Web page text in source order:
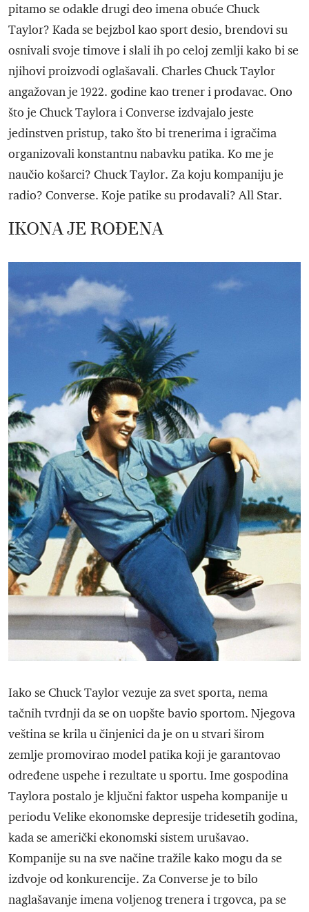
pitamo se odakle drugi deo imena obuće Chuck
Taylor? Kada se bejzbol kao sport desio, brendovi su
osnivali svoje timove i slali ih po celoj zemlji kako bi se
njihovi proizvodi oglašavali. Charles Chuck Taylor
angažovan je 1922. godine kao trener i prodavac. Ono
što je Chuck Taylora i Converse izdvajalo jeste
jedinstven pristup, tako što bi trenerima i igračima
organizovali konstantnu nabavku patika. Ko me je
naučio košarci? Chuck Taylor. Za koju kompaniju je
radio? Converse. Koje patike su prodavali? All Star.
IKONA JE ROĐENA
Iako se Chuck Taylor vezuje za svet sporta, nema
tačnih tvrdnji da se on uopšte bavio sportom. Njegova
veština se krila u činjenici da je on u stvari širom
zemlje promovirao model patika koji je garantovao
određene uspehe i rezultate u sportu. Ime gospodina
Taylora postalo je ključni faktor uspeha kompanije u
periodu Velike ekonomske depresije tridesetih godina,
kada se američki ekonomski sistem urušavao.
Kompanije su na sve načine tražile kako mogu da se
izdvoje od konkurencije. Za Converse je to bilo
naglašavanje imena voljenog trenera i trgovca, pa se